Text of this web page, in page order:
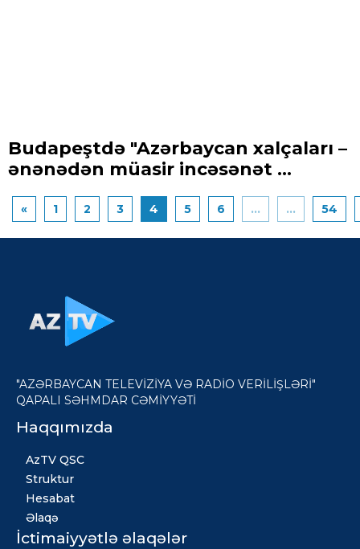
Budapeştdə "Azərbaycan xalçaları –
ənənədən müasir incəsənət ...
« 1 2 3 4 5 6 ... ... 54
"AZƏRBAYCAN TELEVİZİYA VƏ RADİO VERİLİŞLƏRİ"
QAPALI SƏHMDAR CƏMİYYƏTİ
Haqqımızda
AzTV QSC
Struktur
Hesabat
Əlaqə
İctimaiyyətlə əlaqələr